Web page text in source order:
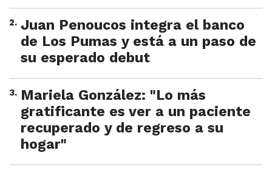
2. Juan Penoucos integra el banco
de Los Pumas y está a un paso de
su esperado debut
3. Mariela González: "Lo más
gratificante es ver a un paciente
recuperado y de regreso a su
hogar"